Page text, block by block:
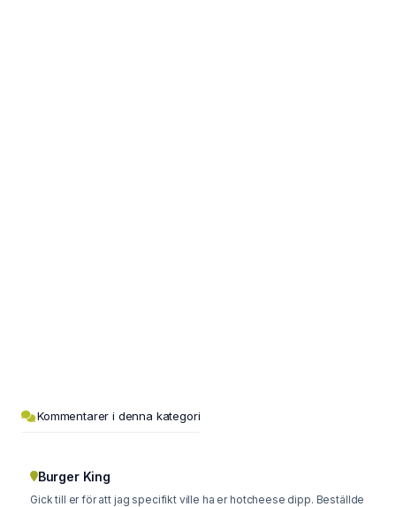
Kommentarer i denna kategori
Burger King
Gick till er för att jag specifikt ville ha er hotcheese dipp. Beställde